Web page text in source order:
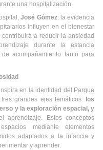
una hospitalización.
José Gómez: la evidencia
influyen en el bienestar
a reducir la ansiedad
durante la estancia
acompañamiento tanto para
en la identidad del Parque
grandes ejes temáticos: los
y la exploración espacial, y
aprendizaje. Estos conceptos
mediante elementos
adaptados a la infancia y
y aprender.